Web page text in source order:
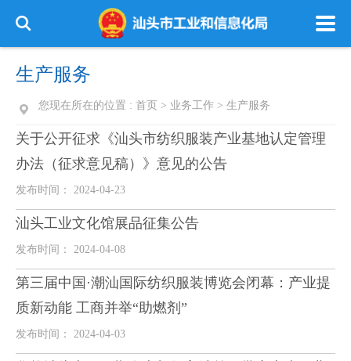
生产服务
您现在所在的位置 : 首页 > 业务工作 > 生产服务
关于公开征求《汕头市纺织服装产业基地认定管理
办法（征求意见稿）》意见的公告
发布时间： 2024-04-23
汕头工业文化馆展品征集公告
发布时间： 2024-04-08
第三届中国·潮汕国际纺织服装博览会闭幕：产业提
质新动能 工商并举“助燃剂”
发布时间： 2024-04-03